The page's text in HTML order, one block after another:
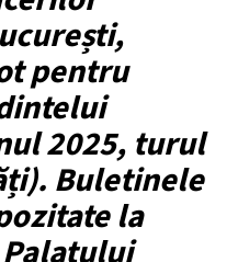
pentru
2025, turul
Buletinele
la